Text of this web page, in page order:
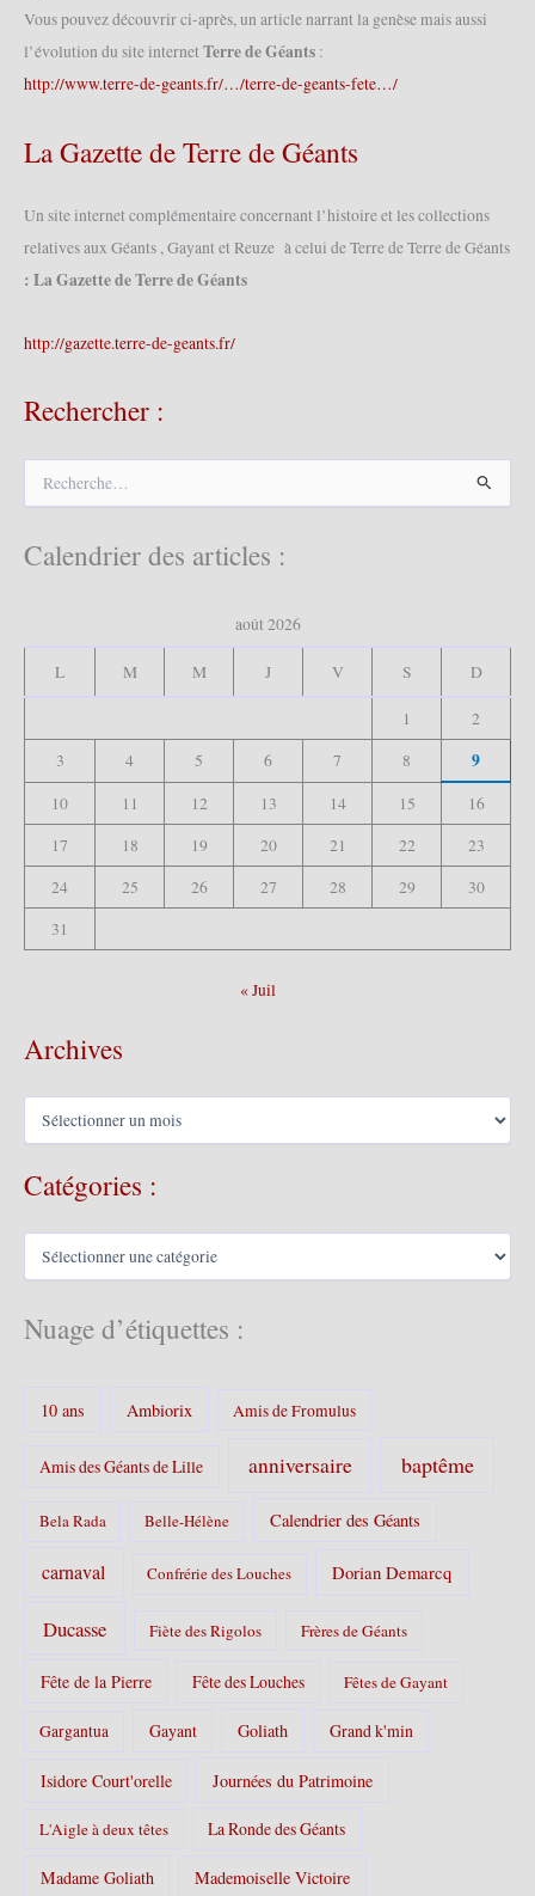
Vous pouvez découvrir ci-après, un article narrant la genèse mais aussi
l’évolution du site internet Terre de Géants :
http://www.terre-de-geants.fr/…/terre-de-geants-fete…/
La Gazette de Terre de Géants
Un site internet complémentaire concernant l’histoire et les collections
relatives aux Géants , Gayant et Reuze à celui de Terre de Terre de Géants
: La Gazette de Terre de Géants
http://gazette.terre-de-geants.fr/
Rechercher :
e
Calendrier des articles :
août 2026
L M M J V S D
1
2
3
4 5 6 7 8 9
10 11 12 13 14 15
16
17
18 19 20 21 22
23
24
25 26 27 28 29
30
31
« Juil
Archives
A
h
s
Catégories :
C
é
g
Nuage d’étiquettes :
10 ans Ambiorix Amis de Fromulus
Amis des Géants de Lille anniversaire baptême
Bela Rada Belle-Hélène Calendrier des Géants
carnaval Confrérie des Louches Dorian Demarcq
Ducasse Fiète des Rigolos Frères de Géants
Fête de la Pierre Fête des Louches Fêtes de Gayant
Gargantua Gayant Goliath Grand k'min
Isidore Court'orelle Journées du Patrimoine
L'Aigle à deux têtes La Ronde des Géants
Madame Goliath Mademoiselle Victoire